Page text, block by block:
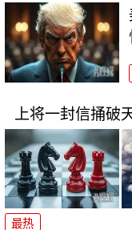
上将一封信捅破
最热